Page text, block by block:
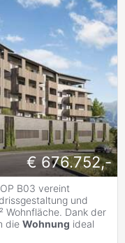
€ 676.752,-
B03 vereint
und
Wohnfläche. Dank der
die Wohnung ideal